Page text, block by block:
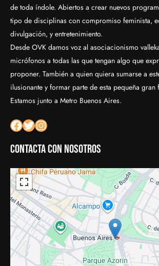
de toda índole. Abiertos a crear nuevos
tipo de disciplinas con compromiso feminista,
divulgación, y entretenimiento.
Desde OVK damos voz al asociacionismo
micrófonos a todas las que tengan algo que
proponer. También a quien quiera sumarse a
ilusionante y formar parte de esta pequeña
Estamos junto a Metro Buenos Aires.
Facebook Twitter Instagram
Contacta con nosotros